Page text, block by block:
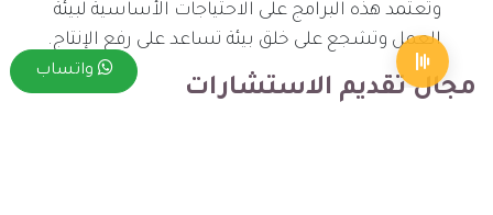
وتعتمد هذه البرامج على الاحتياجات الأساسية لبيئة
العمل وتشجع على خلق بيئة تساعد على رفع الإنتاج.
مجال تقديم الاستشارات
واتساب